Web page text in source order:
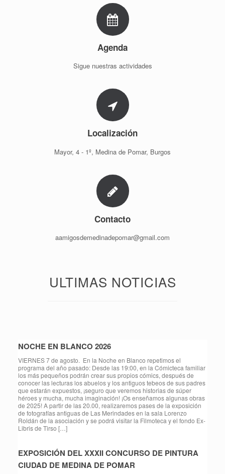
Agenda
Sigue nuestras actividades
Localización
Mayor, 4 - 1º, Medina de Pomar, Burgos
Contacto
aamigosdemedinadepomar@gmail.com
ULTIMAS NOTICIAS
NOCHE EN BLANCO 2026
VIERNES 7 de agosto. En la Noche en Blanco repetimos el
programa del año pasado: Desde las 19:00, en la Cómicteca familiar
los más pequeños podrán crear sus propios cómics, después de
conocer las lecturas los abuelos y los antiguos tebeos de sus padres
que estarán expuestos, ¡seguro que veremos historias de súper
héroes y mucha, mucha imaginación! ¡Os enseñamos algunas obras
de 2025! A partir de las 20.00, realizaremos pases de la exposición
de fotografías antiguas de Las Merindades en la sala Lorenzo
Roldán de la asociación y se podrá visitar la Filmoteca y el fondo Ex-
Libris de Tirso […]
EXPOSICIÓN DEL XXXII CONCURSO DE PINTURA
CIUDAD DE MEDINA DE POMAR